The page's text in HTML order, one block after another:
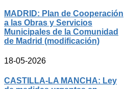
MADRID: Plan de Cooperación
a las Obras y Servicios
Municipales de la Comunidad
de Madrid (modificación)
18-05-2026
CASTILLA-LA MANCHA: Ley